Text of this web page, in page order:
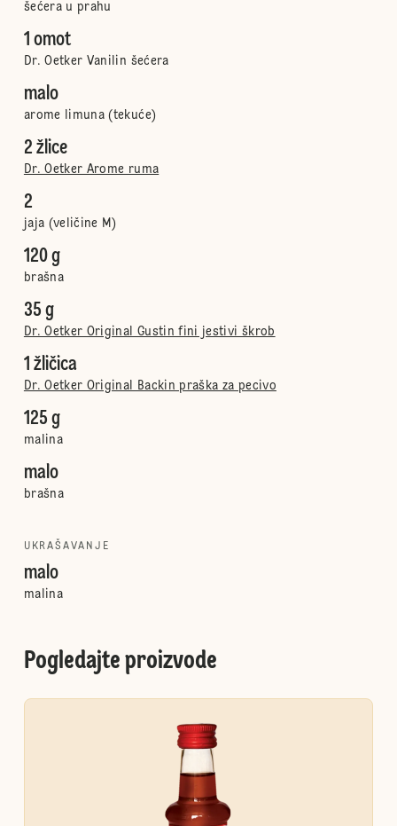
šećera u prahu
1 omot
Dr. Oetker Vanilin šećera
malo
arome limuna (tekuće)
2 žlice
Dr. Oetker Arome ruma
2
jaja (veličine M)
120 g
brašna
35 g
Dr. Oetker Original Gustin fini jestivi škrob
1 žličica
Dr. Oetker Original Backin praška za pecivo
125 g
malina
malo
brašna
UKRAŠAVANJE
malo
malina
Pogledajte proizvode